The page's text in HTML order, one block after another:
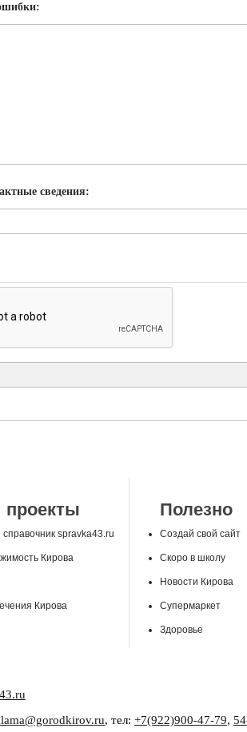
сведения:
spravka43.ru
Кирова
Кирова
Полезно
Создай свой сайт
Скоро в школу
Новости Кирова
Супермаркет
Здоровье
, тел: +7(922)900-47-79,